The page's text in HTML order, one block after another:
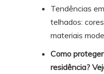
Tendências
telhados:
materiais
Como
residência?